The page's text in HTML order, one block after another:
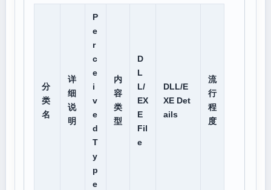
分
类
名
详
细
说
明
P
e
r
c
e
i
v
e
d
T
y
p
e
内
容
类
型
D
L
L/
EX
E
Fil
e
DLL/E
XE Det
ails
流
行
程
度